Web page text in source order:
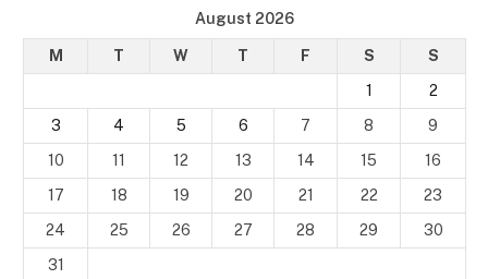
August 2026
M T W T F S
S
1
2
3
4 5 6 7 8
9
10
11 12 13 14 15
16
17
18 19 20 21 22
23
24
25 26 27 28 29
30
31